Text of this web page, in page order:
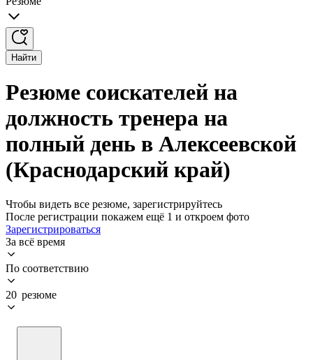
Найти
Резюме соискателей на
должность тренера на
полный день в Алексеевской
(Краснодарский край)
Чтобы видеть все резюме, зарегистрируйтесь
После регистрации покажем ещё 1 и откроем фото
Зарегистрироваться
За всё время
По соответствию
20 резюме